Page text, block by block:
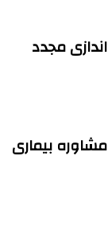
مجدد
بیماری